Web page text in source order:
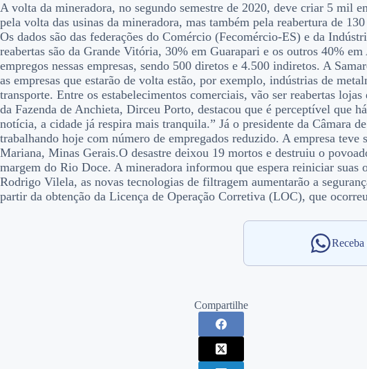
A volta da mineradora, no segundo semestre de 2020, deve criar 5 mil
pela volta das usinas da mineradora, mas também pela reabertura de
Os dados são das federações do Comércio (Fecomércio-ES) e da
reabertas são da Grande Vitória, 30% em Guarapari e os outros 40%
empregos nessas empresas, sendo 500 diretos e 4.500 indiretos. A
as empresas que estarão de volta estão, por exemplo, indústrias de
transporte. Entre os estabelecimentos comerciais, vão ser reabertas
da Fazenda de Anchieta, Dirceu Porto, destacou que é perceptível que
notícia, a cidade já respira mais tranquila.” Já o presidente da
trabalhando hoje com número de empregados reduzido. A empresa
Mariana, Minas Gerais.O desastre deixou 19 mortos e destruiu o
margem do Rio Doce. A mineradora informou que espera reiniciar suas
Rodrigo Vilela, as novas tecnologias de filtragem aumentarão a
partir da obtenção da Licença de Operação Corretiva (LOC), que
Compartilhe